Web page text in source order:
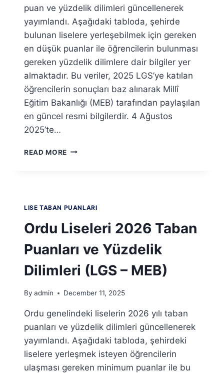
puan ve yüzdelik dilimleri güncellenerek
yayımlandı. Aşağıdaki tabloda, şehirde
bulunan liselere yerleşebilmek için gereken
en düşük puanlar ile öğrencilerin bulunması
gereken yüzdelik dilimlere dair bilgiler yer
almaktadır. Bu veriler, 2025 LGS’ye katılan
öğrencilerin sonuçları baz alınarak Millî
Eğitim Bakanlığı (MEB) tarafından paylaşılan
en güncel resmi bilgilerdir. 4 Ağustos
2025’te…
READ MORE OSMANIYE
YÜZDELIK
DILIMLERI
(LGS
MEB)
LISE TABAN PUANLARI
Ordu Liseleri 2026 Taban
Puanları ve Yüzdelik
Dilimleri (LGS – MEB)
By admin December 11, 2025
Ordu genelindeki liselerin 2026 yılı taban
puanları ve yüzdelik dilimleri güncellenerek
yayımlandı. Aşağıdaki tabloda, şehirdeki
liselere yerleşmek isteyen öğrencilerin
ulaşması gereken minimum puanlar ile bu